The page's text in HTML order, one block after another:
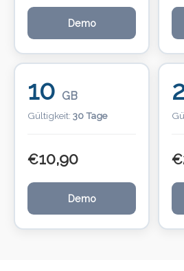
Demo
10 GB
Gültigkeit: 30 Tage
€10,90
Demo
€